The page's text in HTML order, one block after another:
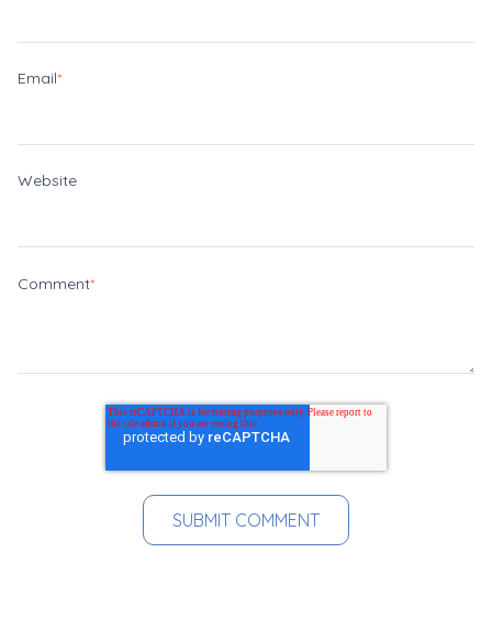
Email*
Website
Comment*